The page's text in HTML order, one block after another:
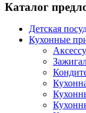
Каталог
Детская
Кухонные